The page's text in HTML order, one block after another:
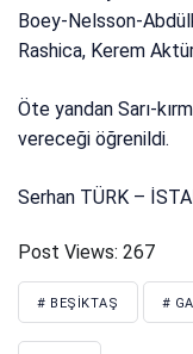
Boey-Nelsson-
Rashica, Kerem
Öte yandan Sarı-
vereceği öğrenildi.
Serhan TÜRK –
Post Views: 267
# BEŞIKTAŞ #